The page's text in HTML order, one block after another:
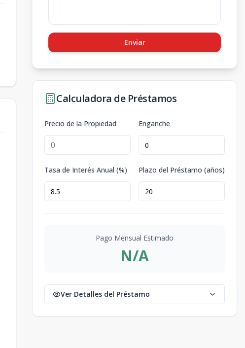
Enviar
Calculadora de Préstamos
Precio de la Propiedad Enganche
Tasa de Interés Anual (%) Plazo del Préstamo (años)
Pago Mensual Estimado
N/A
Ver Detalles del Préstamo